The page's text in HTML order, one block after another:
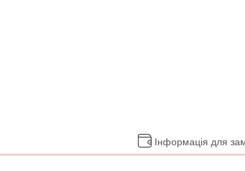
Інформація для